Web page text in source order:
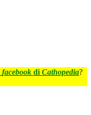
facebook di Cathopedia?